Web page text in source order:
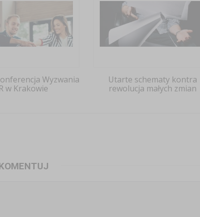
Wyzwania
w Krakowie
Utarte schematy kontra
rewolucja małych zmian